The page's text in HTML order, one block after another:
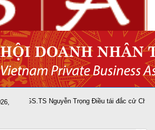
PGS.TS Nguyễn Trọng Điều tái đắc cử Chủ tịch